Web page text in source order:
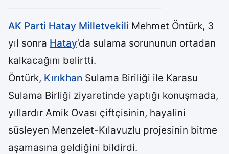
AK Parti Hatay Milletvekili Mehmet Öntürk, 3
yıl sonra Hatay’da sulama sorununun ortadan
kalkacağını belirtti.
Öntürk, Kırıkhan Sulama Biriliği ile Karasu
Sulama Birliği ziyaretinde yaptığı konuşmada,
yıllardır Amik Ovası çiftçisinin, hayalini
süsleyen Menzelet-Kılavuzlu projesinin bitme
aşamasına geldiğini bildirdi.